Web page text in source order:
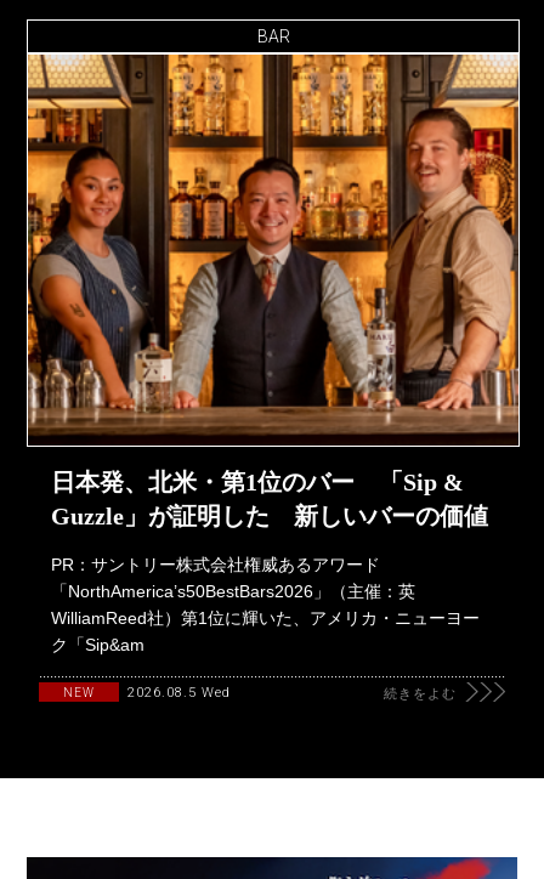
BAR
日本発、北米・第1位のバー 「Sip &
Guzzle」が証明した 新しいバーの価値
PR：サントリー株式会社権威あるアワード
「NorthAmerica’s50BestBars2026」（主催：英
WilliamReed社）第1位に輝いた、アメリカ・ニューヨー
ク「Sip&am
NEW 2026.08.5 Wed 続きをよむ